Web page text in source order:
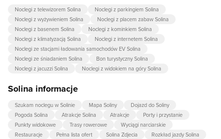
Noclegi z telewizorem Solina
Noclegi z parkingiem Solina
Noclegi z wyżywieniem Solina
Noclegi z placem zabaw Solina
Noclegi z basenem Solina
Noclegi z kominkiem Solina
Noclegi z klimatyzacją Solina
Noclegi z internetem Solina
Noclegi ze stacjami ładowania samochodów EV Solina
Noclegi ze śniadaniem Solina
Bon turystyczny Solina
Noclegi z jacuzzi Solina
Noclegi z widokiem na góry Solina
Solina informacje
Szukam noclegu w Solinie Mapa Soliny
Dojazd do Soliny
Pogoda Solina
Atrakcje Solina Atrakcje
Porty i przystanie
Punkty widokowe
Trasy rowerowe
Wyciągi narciarskie
Restauracje
Pełna lista ofert Solina Zdjecia
Rozkład jazdy Solina